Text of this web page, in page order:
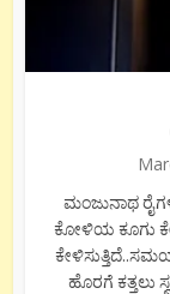
ಮಂಜುನಾಥ
ಕೋಳಿಯ ಕೂಗು
ಹೊರಗೆ ಕತ್ತಲು